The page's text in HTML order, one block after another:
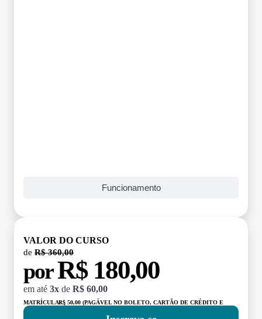
Funcionamento
VALOR DO CURSO
de R$ 360,00
porR$ 180,00
em até 3x de R$ 60,00
MATRÍCULA:R$ 50,00 (PAGÁVEL NO BOLETO, CARTÃO DE CRÉDITO E